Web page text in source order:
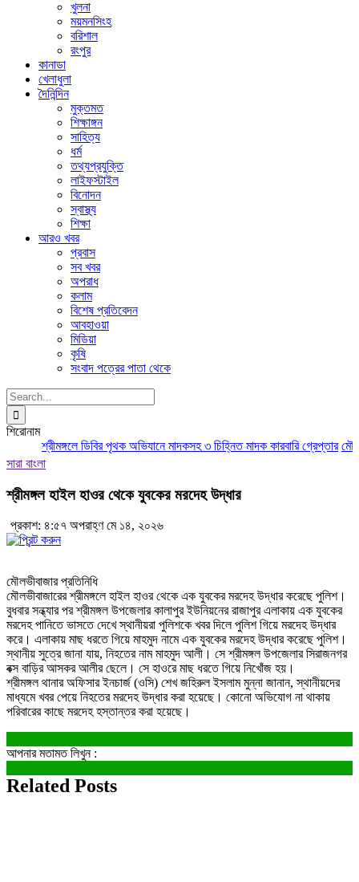
খুলনা
ময়মনসিংহ
বরিশাল
রংপুর
কানাডা
খেলাধুলা
দৈনিন্দিন
মুক্তমত
শিক্ষাঙ্গন
সাহিত্য
ধর্ম
তথ্যপ্রযুক্তি
লাইফস্টাইল
বিনোদন
স্বাস্থ্য
শিক্ষা
আরও খবর
প্রবাস
সব খবর
অপরাধ
কলাম
বিশেষ প্রতিবেদন
আবহাওয়া
মিডিয়া
কৃষি
সংবাদ পত্রের পাতা থেকে
Search
for:
শিরোনাম
শ্রীমঙ্গলে ডিবির পৃথক অভিযানে মাদকসহ ৩ চিহ্নিত মাদক কারবারি গ্রেপ্তার
সারা বাংলা
শ্রীমঙ্গল হাইল হাওর থেকে যুবকের মরদেহ উদ্ধার
প্রকাশ: ৪:৫৭ অপরাহ্ণ মে ১৪, ২০২৬
মৌলভীবাজার প্রতিনিধি
মৌলভীবাজারের শ্রীমঙ্গলে হাইল হাওর থেকে এক যুবকের মরদেহ উদ্ধার করেছে পুলিশ।
বুধবার সন্ধ্যার পর শ্রীমঙ্গল উপজেলার কালাপুর ইউনিয়নের রাজাপুর এলাকায় এক যুবকের
মরদেহ পানিতে ভাসতে দেখে স্থানীয়রা পুলিশকে খবর দিলে পুলিশ গিয়ে মরদেহ উদ্ধার
করে। এলাকায় মাছ ধরতে গিয়ে মাহমুদ নামে এক যুবকের মরদেহ উদ্ধার করেছে পুলিশ।
স্থানীয় সুত্রে জানা যায়, নিহতের নাম মাহমুদ আলী। সে শ্রীমঙ্গল উপজেলার সিরাজনগর
বক্স বাড়ির আসকর আলীর ছেলে। সে হাওরে মাছ ধরতে গিয়ে নিখোঁজ হয়।
শ্রীমঙ্গল থানার অফিসার ইনচার্জ (ওসি) শেখ জহিরুল ইসলাম মুন্না জানান, স্থানীয়দের
মাধ্যমে খবর পেয়ে নিহতের মরদেহ উদ্ধার করা হয়েছে। কোনো অভিযোগ না থাকায়
পরিবারের কাছে মরদেহ হস্তান্তর করা হয়েছে।
আপনার মতামত লিখুন :
Related Posts